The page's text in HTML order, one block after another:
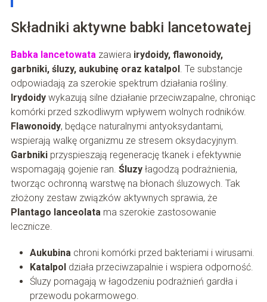
Składniki aktywne babki lancetowatej
Babka lancetowatazawiera irydoidy, flawonoidy,
garbniki, śluzy, aukubinę oraz katalpol. Te substancje
odpowiadają za szerokie spektrum działania rośliny.
Irydoidywykazują silne działanie przeciwzapalne, chroniąc
komórki przed szkodliwym wpływem wolnych rodników.
Flawonoidy, będące naturalnymi antyoksydantami,
wspierają walkę organizmu ze stresem oksydacyjnym.
Garbnikiprzyspieszają regenerację tkanek i efektywnie
wspomagają gojenie ran. Śluzyłagodzą podrażnienia,
tworząc ochronną warstwę na błonach śluzowych. Tak
złożony zestaw związków aktywnych sprawia, że
Plantago lanceolatama szerokie zastosowanie
lecznicze.
Aukubinachroni komórki przed bakteriami i wirusami.
Katalpoldziała przeciwzapalnie i wspiera odporność.
Śluzy pomagają w łagodzeniu podrażnień gardła i
przewodu pokarmowego.